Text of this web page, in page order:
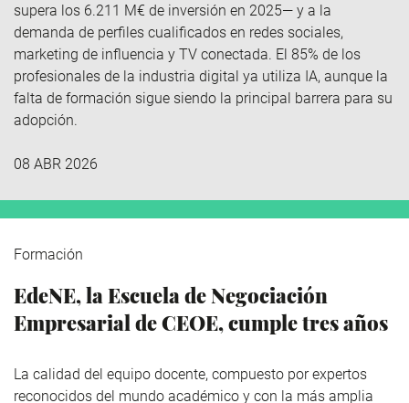
supera los 6.211 M€ de inversión en 2025— y a la
demanda de perfiles cualificados en redes sociales,
marketing de influencia y TV conectada. El 85% de los
profesionales de la industria digital ya utiliza IA, aunque la
falta de formación sigue siendo la principal barrera para su
adopción.
08 ABR 2026
Formación
EdeNE, la Escuela de Negociación
Empresarial de CEOE, cumple tres años
La calidad del equipo docente, compuesto por expertos
reconocidos del mundo académico y con la más amplia